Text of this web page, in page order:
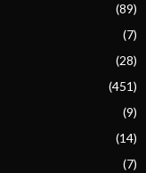
(89)
(7)
(28)
(451)
(9)
(14)
(7)